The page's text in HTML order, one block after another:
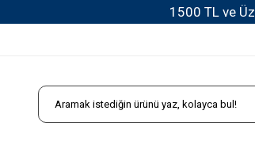
1500 TL ve